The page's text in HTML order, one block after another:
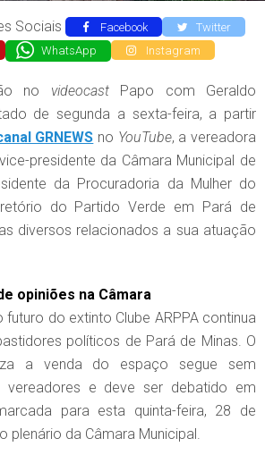
Sociais Facebook
Twitter
WhatsApp Instagram
no videocastPapo com Geraldo
de segunda a sexta-feira, a partir
GRNEWS no YouTube, a vereadora
presidente da Câmara Municipal de
da Procuradoria da Mulher do
do Partido Verde em Pará de
diversos relacionados a sua atuação
opiniões na Câmara
do extinto Clube ARPPA continua
políticos de Pará de Minas. O
a venda do espaço segue sem
vereadores e deve ser debatido em
para esta quinta-feira, 28 de
plenário da Câmara Municipal.